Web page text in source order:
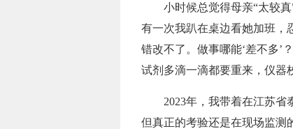
小时候总觉得母亲“太较真”
有一次我趴在桌边看她加班，
错改不了。做事哪能‘差不多’
试剂多滴一滴都要重来，仪器
2023年，我带着在江苏省泰
但真正的考验还是在现场监测